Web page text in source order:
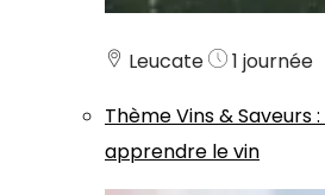
Leucate
1 journée
ThèmeVins & Saveurs:
apprendre le vin